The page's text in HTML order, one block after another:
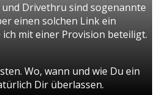
Drivethru sind sogenannte
einen solchen Link ein
mit einer Provision beteiligt.
Wo, wann und wie Du ein
Dir überlassen.